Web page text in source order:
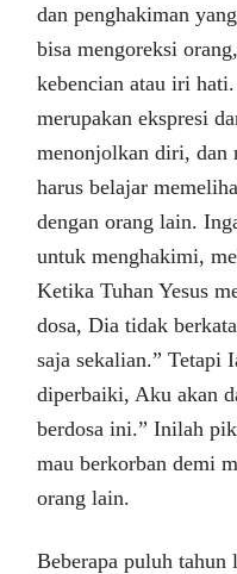
dan penghakiman
bisa mengoreksi
kebencian atau iri
merupakan ekspresi
menonjolkan diri, dan
harus belajar
dengan orang lain.
untuk menghakimi,
Ketika Tuhan Yesus
dosa, Dia tidak
saja sekalian.” Tetapi
diperbaiki, Aku akan
berdosa ini.” Inilah
mau berkorban demi
orang lain.
Beberapa puluh tahun